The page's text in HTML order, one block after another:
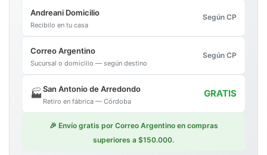
Andreani Domicilio
Recibilo en tu casa
Según CP
Correo Argentino
Sucursal o domicilio — según destino
Según CP
🏭San Antonio de Arredondo
Retiro en fábrica — Córdoba
GRATIS
🎉 Envío gratis por Correo Argentino en compras
superiores a $150.000.